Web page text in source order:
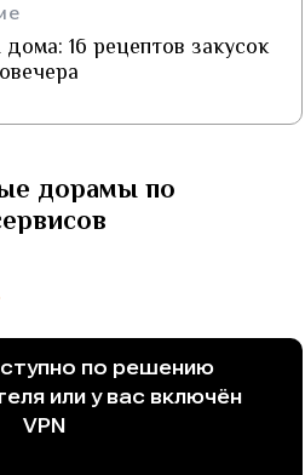
16 рецептов закусок
дорамы по